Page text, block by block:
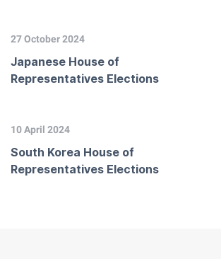
27 October 2024
Japanese House of
Representatives Elections
10 April 2024
South Korea House of
Representatives Elections